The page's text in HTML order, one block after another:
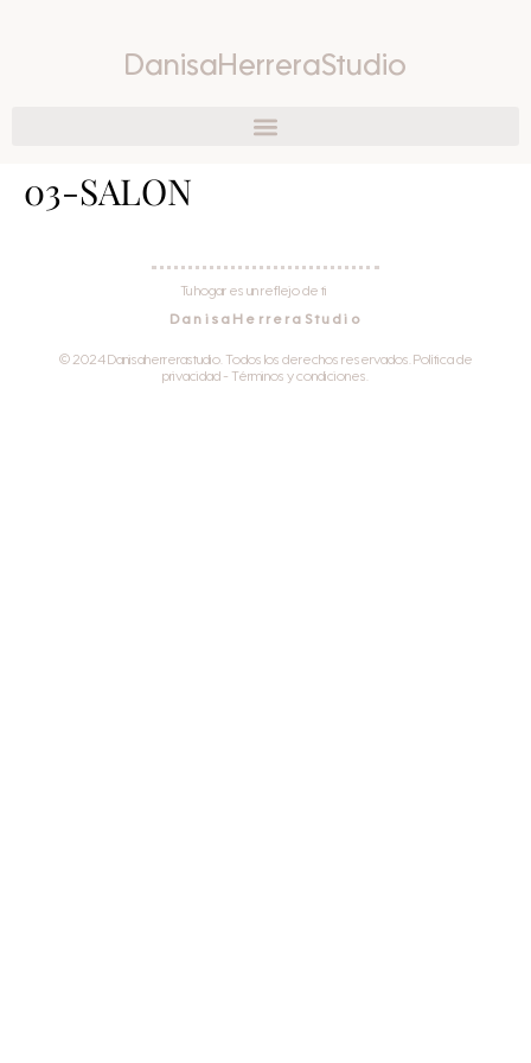
DanisaHerreraStudio
03-SALON
Tu hogar es un reflejo de ti
DanisaHerreraStudio
© 2024 Danisaherrerastudio. Todos los derechos reservados. Política de
privacidad - Términos y condiciones.